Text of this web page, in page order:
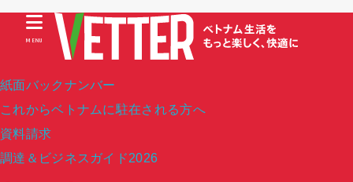
紙面バックナンバー
これからベトナムに駐在される方へ
資料請求
調達＆ビジネスガイド2026
MENU